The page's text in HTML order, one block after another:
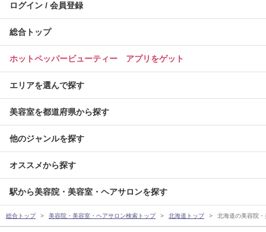
ログイン / 会員登録
総合トップ
ホットペッパービューティー アプリをゲット
エリアを選んで探す
美容室を都道府県から探す
他のジャンルを探す
オススメから探す
駅から美容院・美容室・ヘアサロンを探す
総合トップ 美容院・美容室・ヘアサロン検索トップ 北海道トップ 北海道の美容院